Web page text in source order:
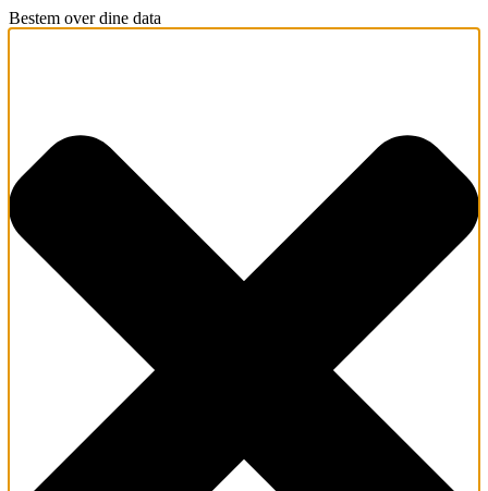
Bestem over dine data